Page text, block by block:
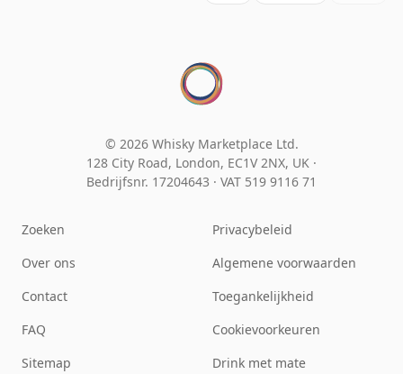
© 2026 Whisky Marketplace Ltd.
128 City Road, London, EC1V 2NX, UK ·
Bedrijfsnr. 17204643 · VAT 519 9116 71
Zoeken
Over ons
Contact
FAQ
Sitemap
Privacybeleid
Algemene voorwaarden
Toegankelijkheid
Cookievoorkeuren
Drink met mate